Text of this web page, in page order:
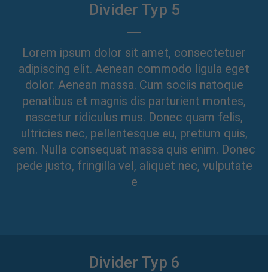
Divider Typ 5
Lorem ipsum dolor sit amet, consectetuer
adipiscing elit. Aenean commodo ligula eget
dolor. Aenean massa. Cum sociis natoque
penatibus et magnis dis parturient montes,
nascetur ridiculus mus. Donec quam felis,
ultricies nec, pellentesque eu, pretium quis,
sem. Nulla consequat massa quis enim. Donec
pede justo, fringilla vel, aliquet nec, vulputate
e
Divider Typ 6